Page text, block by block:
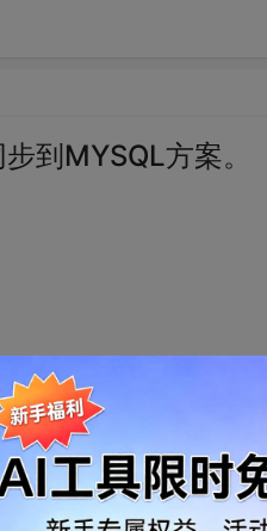
到MYSQL方案。
发到动态